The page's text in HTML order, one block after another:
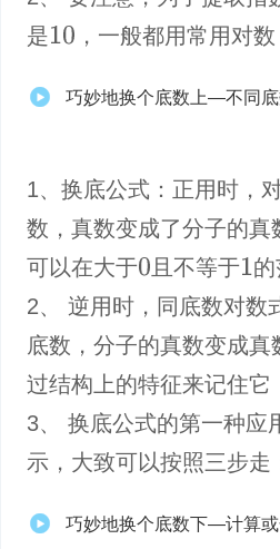
是10 ，一般都用常用对数
巧妙地换个底数上—不同
1、换底公式：正用时，
数，真数变成了分子的
可以在大于0 且不等于1
2、 逆用时，同底数对数
底数，分子的真数变成
过结构上的特征来记住它
3、 换底公式的第一种应
示，大致可以按照三步走
巧妙地换个底数下—计算